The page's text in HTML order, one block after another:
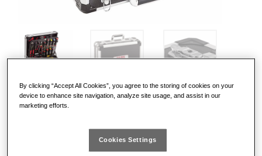
By clicking “Accept All Cookies”, you agree to the storing of cookies on your
device to enhance site navigation, analyze site usage, and assist in our
marketing efforts.
Cookies Settings